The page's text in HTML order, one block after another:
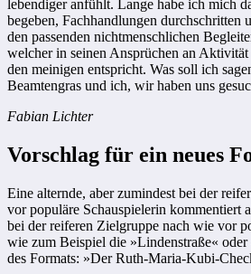
lebendiger anfühlt. Lange habe ich mich
begeben, Fachhandlungen durchschritten
den passenden nichtmenschlichen
welcher in seinen Ansprüchen an
den meinigen entspricht. Was soll ich
Beamtengras und ich, wir haben uns
Fabian Lichter
Vorschlag für ein neues
Eine alternde, aber zumindest bei der
vor populäre Schauspielerin kommentiert
bei der reiferen Zielgruppe nach wie vor
wie zum Beispiel die »Lindenstraße«
des Formats: »Der Ruth-Maria-Kubi-